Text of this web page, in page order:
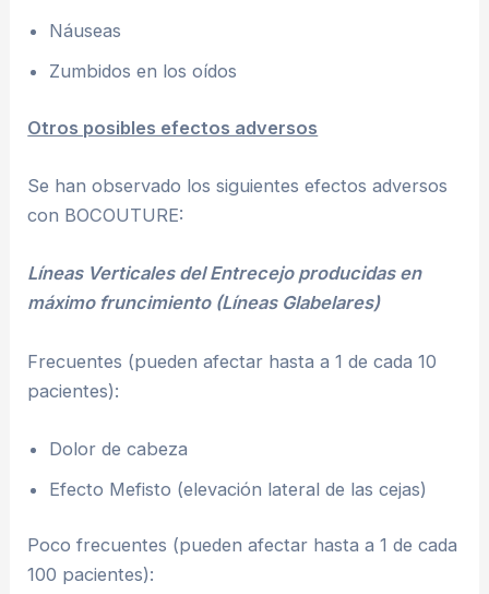
Náuseas
Zumbidos en los oídos
Otros posibles efectos adversos
Se han observado los siguientes efectos adversos
con BOCOUTURE:
Líneas Verticales del Entrecejo producidas en
máximo fruncimiento (Líneas Glabelares)
Frecuentes (pueden afectar hasta a 1 de cada 10
pacientes):
Dolor de cabeza
Efecto Mefisto (elevación lateral de las cejas)
Poco frecuentes (pueden afectar hasta a 1 de cada
100 pacientes):